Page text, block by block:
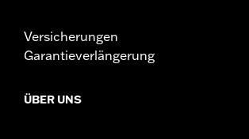
Versicherungen
Garantieverlängerung
ÜBER UNS